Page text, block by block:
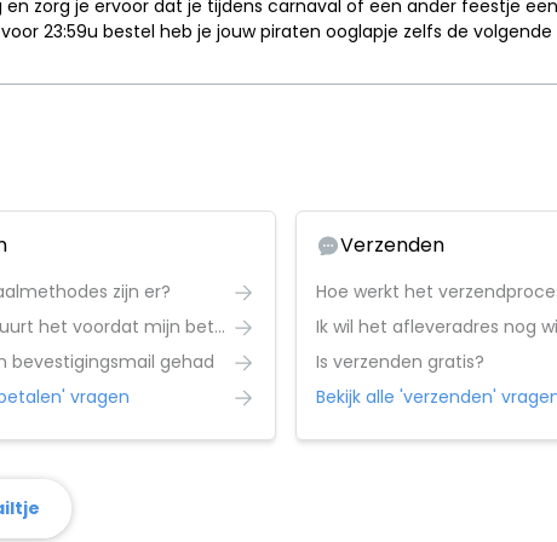
zorg je ervoor dat je tijdens carnaval of een ander feestje
23:59u bestel heb je jouw piraten ooglapje zelfs de
zijn er?
Hoe lang duurt het voordat mijn betaling is verwerkt?
bevestigingsmail gehad
vragen
Verzenden
Hoe werkt het
Ik wil het afleveradres nog
Is verzenden gratis?
Bekijk alle 'verzenden'